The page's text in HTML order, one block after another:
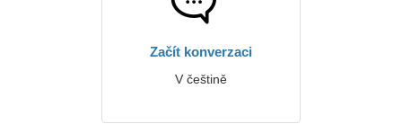
Začít konverzaci
V češtině